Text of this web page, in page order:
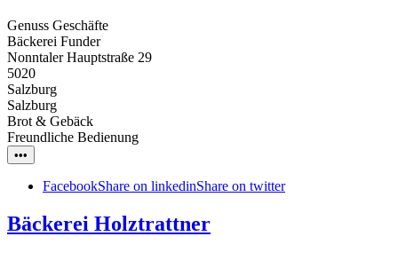
Genuss Geschäfte
Bäckerei Funder
Nonntaler Hauptstraße 29
5020
Salzburg
Salzburg
Brot & Gebäck
Freundliche Bedienung
•••
FacebookShare on linkedinShare on twitter
Bäckerei Holztrattner